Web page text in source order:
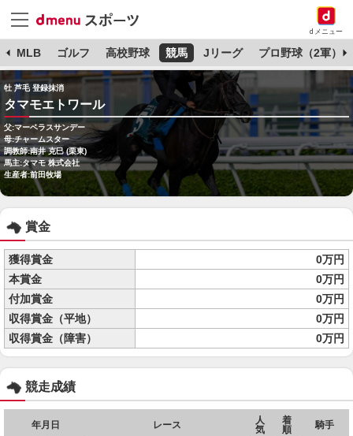
dメニュー
MLB ゴルフ 高校野球 競馬 Jリーグ プロ野球（2軍）
牡 芦毛 登録抹消
タマモエトワール
父:マーベラスサンデー
母:チャームスター
調教師:南井 克巳 (栗東)
馬主:タマモ 株式会社
生産者:前田牧場
賞金
獲得賞金
0万円
本賞金
0万円
付加賞金
0万円
収得賞金（平地）
0万円
収得賞金（障害）
0万円
競走成績
年月日 レース
人
気
着
順
騎手